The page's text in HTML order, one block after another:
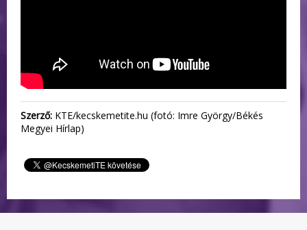
Szerző: KTE/kecskemetite.hu (fotó: Imre György/Békés
Megyei Hírlap)